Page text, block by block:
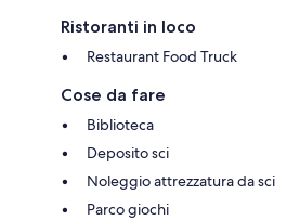
Ristoranti in loco
Restaurant Food Truck
Cose da fare
Biblioteca
Deposito sci
Noleggio attrezzatura da sci
Parco giochi